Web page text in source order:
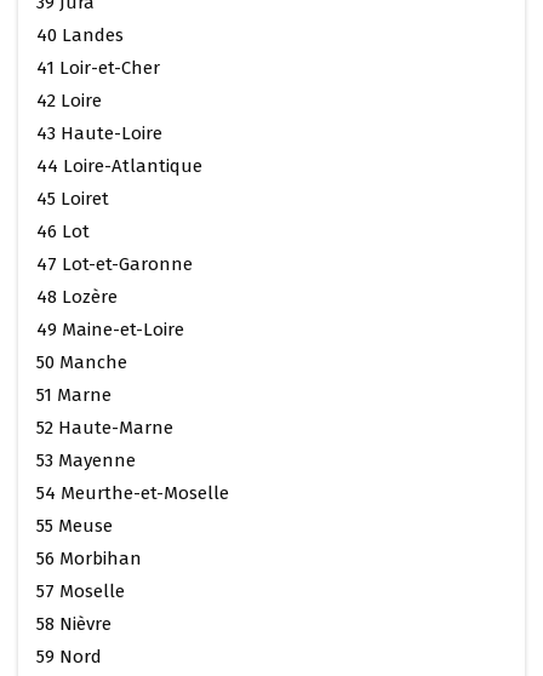
40 Landes
41 Loir-et-Cher
42 Loire
43 Haute-Loire
44 Loire-Atlantique
45 Loiret
46 Lot
47 Lot-et-Garonne
48 Lozère
49 Maine-et-Loire
50 Manche
51 Marne
52 Haute-Marne
53 Mayenne
54 Meurthe-et-Moselle
55 Meuse
56 Morbihan
57 Moselle
58 Nièvre
59 Nord